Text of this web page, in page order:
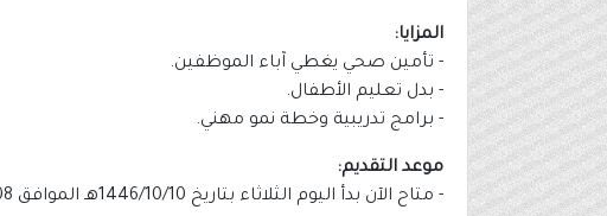
المزايا:
- تأمين صحي يغطي آباء الموظفين.
- بدل تعليم الأطفال.
- برامج تدريبية وخطة نمو مهني.
موعد التقديم:
- متاح الآن بدأ اليوم الثلاثاء بتاريخ 1446/10/10هـ الموافق 2025/04/08م.